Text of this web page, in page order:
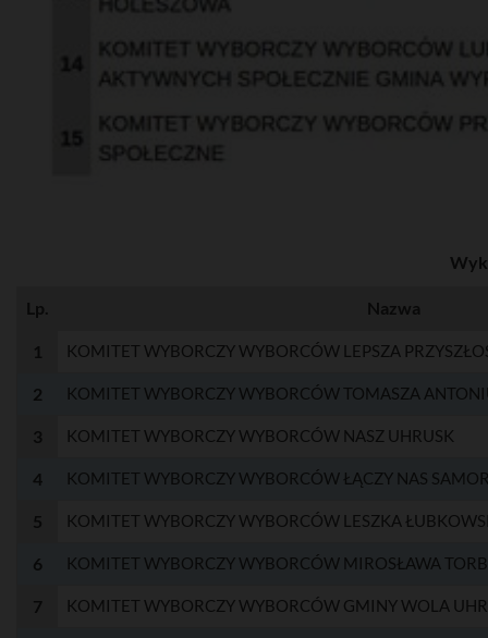
Lp. Nazwa
1 KOMITET WYBORCZY WYBORCÓW LEPSZA
2 KOMITET WYBORCZY WYBORCÓW TOMASZA
3 KOMITET WYBORCZY WYBORCÓW NASZ UHRUSK
4 KOMITET WYBORCZY WYBORCÓW ŁĄCZY NAS
5 KOMITET WYBORCZY WYBORCÓW LESZKA
6 KOMITET WYBORCZY WYBORCÓW MIROSŁAWA
7 KOMITET WYBORCZY WYBORCÓW GMINY WOLA